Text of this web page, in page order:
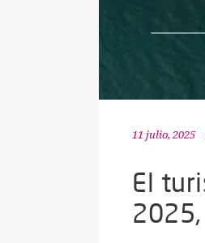
11 julio, 2025
El